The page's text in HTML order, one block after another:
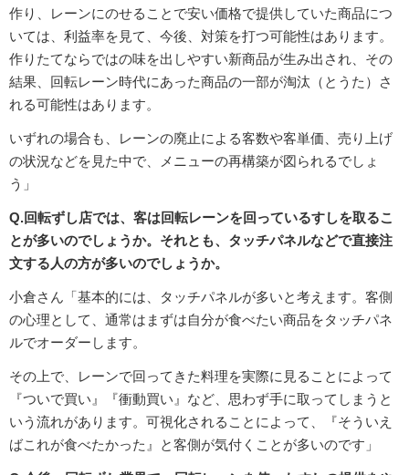
作り、レーンにのせることで安い価格で提供していた商品につ
いては、利益率を見て、今後、対策を打つ可能性はあります。
作りたてならではの味を出しやすい新商品が生み出され、その
結果、回転レーン時代にあった商品の一部が淘汰（とうた）さ
れる可能性はあります。
いずれの場合も、レーンの廃止による客数や客単価、売り上げ
の状況などを見た中で、メニューの再構築が図られるでしょ
う」
Q.回転ずし店では、客は回転レーンを回っているすしを取るこ
とが多いのでしょうか。それとも、タッチパネルなどで直接注
文する人の方が多いのでしょうか。
小倉さん「基本的には、タッチパネルが多いと考えます。客側
の心理として、通常はまずは自分が食べたい商品をタッチパネ
ルでオーダーします。
その上で、レーンで回ってきた料理を実際に見ることによって
『ついで買い』『衝動買い』など、思わず手に取ってしまうと
いう流れがあります。可視化されることによって、『そういえ
ばこれが食べたかった』と客側が気付くことが多いのです」